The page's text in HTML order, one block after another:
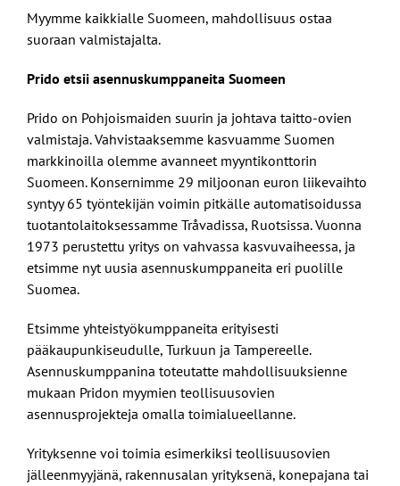
Myymme kaikkialle Suomeen, mahdollisuus ostaa
suoraan valmistajalta.
Prido etsii asennuskumppaneita Suomeen
Prido on Pohjoismaiden suurin ja johtava taitto-ovien
valmistaja. Vahvistaaksemme kasvuamme Suomen
markkinoilla olemme avanneet myyntikonttorin
Suomeen. Konsernimme 29 miljoonan euron liikevaihto
syntyy 65 työntekijän voimin pitkälle automatisoidussa
tuotantolaitoksessamme Tråvadissa, Ruotsissa. Vuonna
1973 perustettu yritys on vahvassa kasvuvaiheessa, ja
etsimme nyt uusia asennuskumppaneita eri puolille
Suomea.
Etsimme yhteistyökumppaneita erityisesti
pääkaupunkiseudulle, Turkuun ja Tampereelle.
Asennuskumppanina toteutatte mahdollisuuksienne
mukaan Pridon myymien teollisuusovien
asennusprojekteja omalla toimialueellanne.
Yrityksenne voi toimia esimerkiksi teollisuusovien
jälleenmyyjänä, rakennusalan yrityksenä, konepajana tai